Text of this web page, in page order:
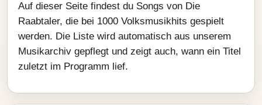
Auf dieser Seite findest du Songs von Die
Raabtaler, die bei 1000 Volksmusikhits gespielt
werden. Die Liste wird automatisch aus unserem
Musikarchiv gepflegt und zeigt auch, wann ein Titel
zuletzt im Programm lief.